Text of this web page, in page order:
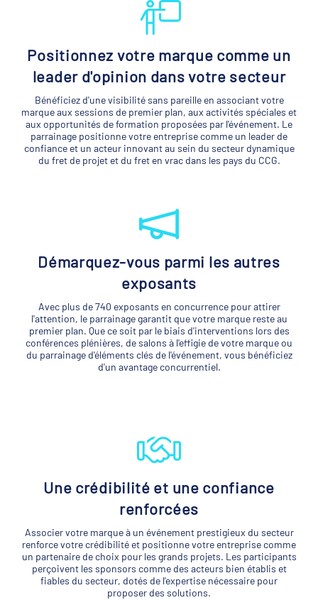
Positionnez votre marque comme un
leader d'opinion dans votre secteur
Bénéficiez d'une visibilité sans pareille en associant votre
marque aux sessions de premier plan, aux activités spéciales et
aux opportunités de formation proposées par l'événement. Le
parrainage positionne votre entreprise comme un leader de
confiance et un acteur innovant au sein du secteur dynamique
du fret de projet et du fret en vrac dans les pays du CCG.
Démarquez-vous parmi les autres
exposants
Avec plus de 740 exposants en concurrence pour attirer
l'attention, le parrainage garantit que votre marque reste au
premier plan. Que ce soit par le biais d'interventions lors des
conférences plénières, de salons à l'effigie de votre marque ou
du parrainage d'éléments clés de l'événement, vous bénéficiez
d'un avantage concurrentiel.
Une crédibilité et une confiance
renforcées
Associer votre marque à un événement prestigieux du secteur
renforce votre crédibilité et positionne votre entreprise comme
un partenaire de choix pour les grands projets. Les participants
perçoivent les sponsors comme des acteurs bien établis et
fiables du secteur, dotés de l'expertise nécessaire pour
proposer des solutions.